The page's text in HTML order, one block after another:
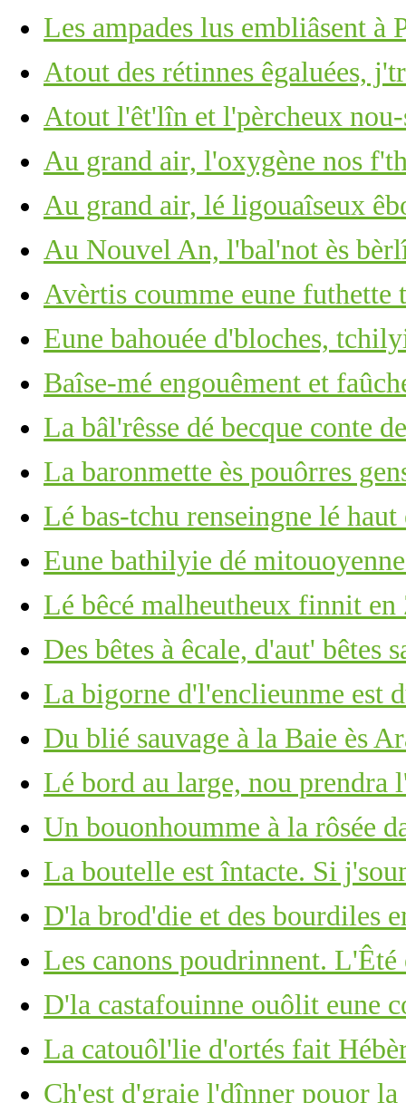
Les ampades lus embliâsent à
Atout des rétinnes êgaluées,
Atout l'êt'lîn et l'pèrcheux
Au grand air, l'oxygène nos
Au grand air, lé ligouaîseux
Au Nouvel An, l'bal'not ès
Avèrtis coumme eune futhette
Eune bahouée d'bloches,
Baîse-mé engouêment et
La bâl'rêsse dé becque conte
La baronmette ès pouôrres
Lé bas-tchu renseingne lé
Eune bathilyie dé
Lé bêcé malheutheux finnit en
Des bêtes à êcale, d'aut' bêtes
La bigorne d'l'enclieunme est
Du blié sauvage à la Baie ès
Lé bord au large, nou prendra
Un bouonhoumme à la rôsée
La boutelle est întacte. Si
D'la brod'die et des bourdiles
Les canons poudrinnent.
D'la castafouinne ouôlit eune
La catouôl'lie d'ortés fait
Ch'est d'graie l'dînner pouor